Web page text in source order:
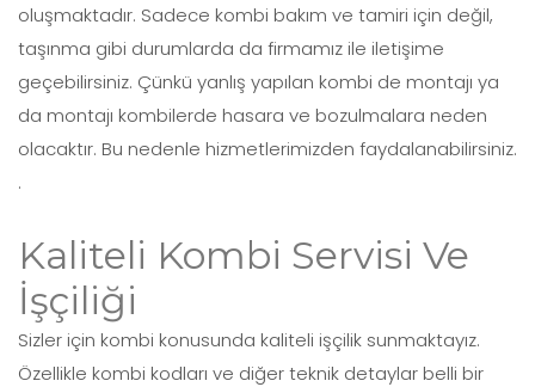
oluşmaktadır. Sadece kombi bakım ve tamiri için değil,
taşınma gibi durumlarda da firmamız ile iletişime
geçebilirsiniz. Çünkü yanlış yapılan kombi de montajı ya
da montajı kombilerde hasara ve bozulmalara neden
olacaktır. Bu nedenle hizmetlerimizden faydalanabilirsiniz.
.
Kaliteli Kombi Servisi Ve
İşçiliği
Sizler için kombi konusunda kaliteli işçilik sunmaktayız.
Özellikle kombi kodları ve diğer teknik detaylar belli bir